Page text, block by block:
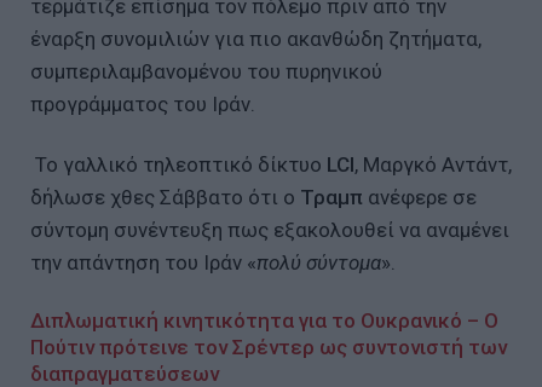
τερμάτιζε επίσημα τον πόλεμο πριν από την
έναρξη συνομιλιών για πιο ακανθώδη ζητήματα,
συμπεριλαμβανομένου του πυρηνικού
προγράμματος του Ιράν.
Το γαλλικό τηλεοπτικό δίκτυο LCI, Μαργκό Αντάντ,
δήλωσε χθες Σάββατο ότι ο Τραμπ ανέφερε σε
σύντομη συνέντευξη πως εξακολουθεί να αναμένει
την απάντηση του Ιράν «πολύ σύντομα».
Διπλωματική κινητικότητα για το Ουκρανικό – Ο
Πούτιν πρότεινε τον Σρέντερ ως συντονιστή των
διαπραγματεύσεων